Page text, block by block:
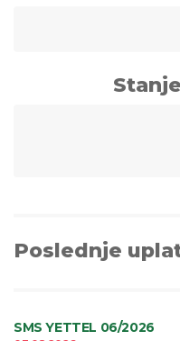
Poslednje
SMS YETTEL 06/2026